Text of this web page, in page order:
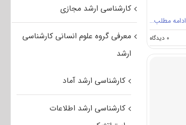
ادامه مطلب…
۰ دیدگاه
on
پذیرش
بدون
کارشناسی
کارشناسی ارشد مجازی
معرفی گروه علوم انسانی کارشناسی
ارشد
کارشناسی ارشد آماد
کارشناسی ارشد اطلاعات